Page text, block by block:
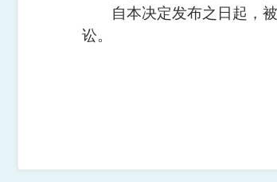
自本决定发布之日起，
讼。